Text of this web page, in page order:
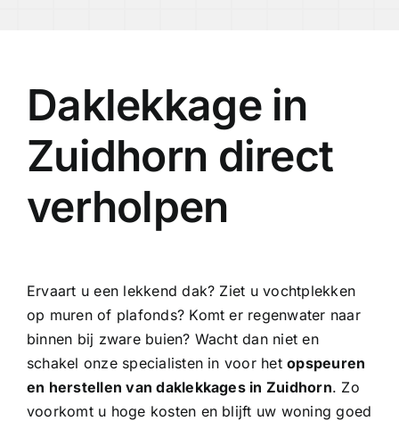
Daklekkage in
Zuidhorn direct
verholpen
Ervaart u een lekkend dak? Ziet u vochtplekken
op muren of plafonds? Komt er regenwater naar
binnen bij zware buien? Wacht dan niet en
schakel onze specialisten in voor hetopspeuren
en herstellen van daklekkages in Zuidhorn. Zo
voorkomt u hoge kosten en blijft uw woning goed